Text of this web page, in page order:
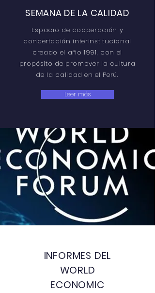
SEMANA DE LA CALIDAD
Espacio de cooperación y
concertación interinstitucional
creado el año 1991, con el
propósito de promover la cultura
de la calidad en el Perú.
Leer más
INFORMES DEL
WORLD
ECONOMIC